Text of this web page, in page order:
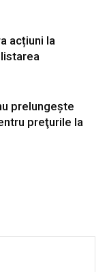
acțiuni la
prelungeşte
preţurile la